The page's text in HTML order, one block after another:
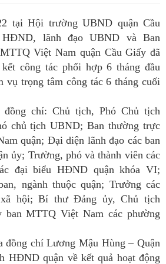
tại Hội trường UBND quận Cầu
lãnh đạo UBND và Ban
Việt Nam quận Cầu Giấy đã
công tác phối hợp 6 tháng đầu
vụ trọng tâm công tác 6 tháng cuối
chí: Chủ tịch, Phó Chủ tịch
chủ tịch UBND; Ban thường trực
quận; Đại diện lãnh đạo các ban
ủy; Trường, phó và thành viên các
đại biểu HĐND quận khóa VI;
ngành thuộc quận; Trưởng các
hội; Bí thư Đảng ủy, Chủ tịch
MTTQ Việt Nam các phường
đồng chí Lương Mậu Hùng – Quận
HĐND quận về kết quả hoạt động